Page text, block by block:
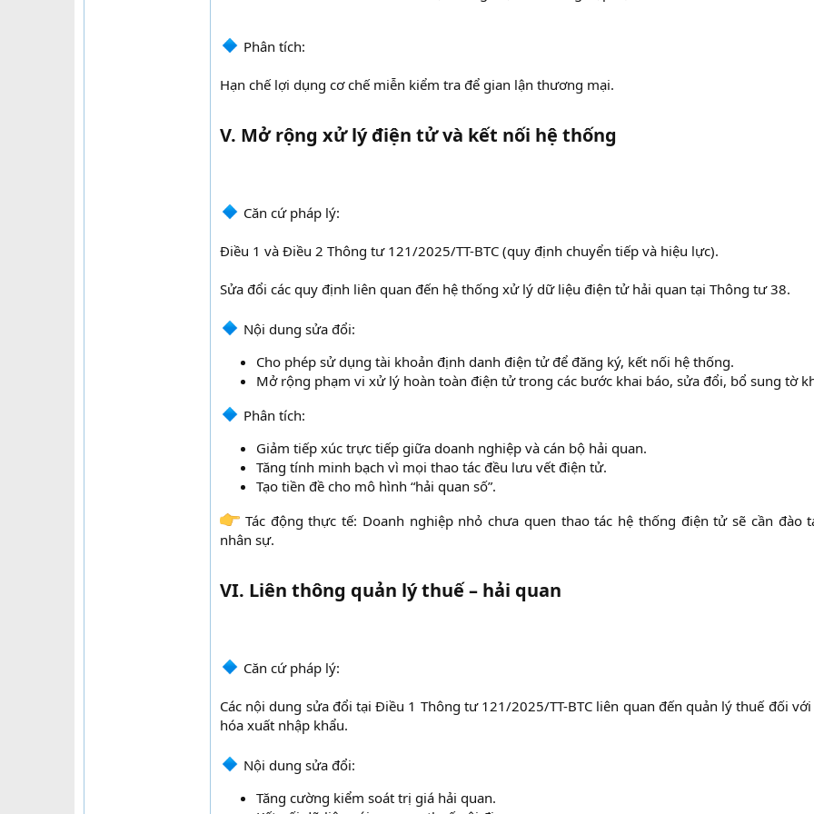
Phân tích:
Hạn chế lợi dụng cơ chế miễn kiểm tra để gian lận thương mại.
V. Mở rộng xử lý điện tử và kết nối hệ thống
Căn cứ pháp lý:
Điều 1 và Điều 2 Thông tư 121/2025/TT-BTC (quy định chuyển tiếp và hiệu lực).
Sửa đổi các quy định liên quan đến hệ thống xử lý dữ liệu điện tử hải quan tại Thông tư 38.
Nội dung sửa đổi:​
Cho phép sử dụng tài khoản định danh điện tử để đăng ký, kết nối hệ thống.​
Mở rộng phạm vi xử lý hoàn toàn điện tử trong các bước khai báo, sửa đổi, bổ sung tờ
Phân tích:​
Giảm tiếp xúc trực tiếp giữa doanh nghiệp và cán bộ hải quan.​
Tăng tính minh bạch vì mọi thao tác đều lưu vết điện tử.​
Tạo tiền đề cho mô hình “hải quan số”.​
Tác động thực tế: Doanh nghiệp nhỏ chưa quen thao tác hệ thống điện tử sẽ cần đào
nhân sự.
VI. Liên thông quản lý thuế – hải quan
Căn cứ pháp lý:
Các nội dung sửa đổi tại Điều 1 Thông tư 121/2025/TT-BTC liên quan đến quản lý thuế đối
hóa xuất nhập khẩu.
Nội dung sửa đổi:​
Tăng cường kiểm soát trị giá hải quan.​